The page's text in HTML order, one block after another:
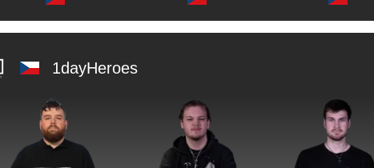
1dayHeroes